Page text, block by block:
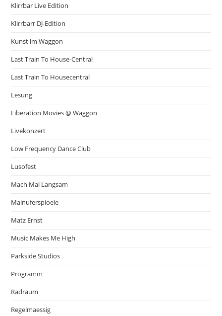
Klirrbar Live Edition
Klirrbarr DJ-Edition
Kunst im Waggon
Last Train To House-Central
Last Train To Housecentral
Lesung
Liberation Movies @ Waggon
Livekonzert
Low Frequency Dance Club
Lusofest
Mach Mal Langsam
Mainuferspioele
Matz Ernst
Music Makes Me High
Parkside Studios
Programm
Radraum
Regelmaessig